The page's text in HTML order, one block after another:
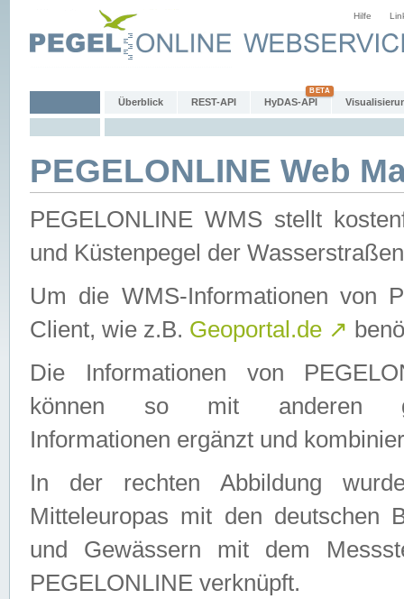
Hilfe
Überblick REST-API HyDAS-API
PEGELONLINE Web
PEGELONLINE WMS stellt
und Küstenpegel der
Um die WMS-Informationen von
Client, wie z.B. Geoportal.de ↗
Die Informationen von
können so mit anderen
Informationen ergänzt und
In der rechten Abbildung
Mitteleuropas mit den deutschen
und Gewässern mit dem
PEGELONLINE verknüpft.